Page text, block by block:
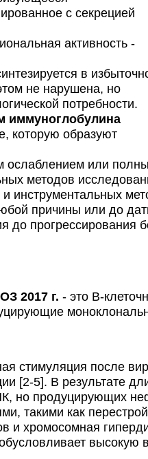
с секрецией
активность -
в
не нарушена, но
потребности.
иммуноглобулина
которую образуют
ослаблением или
методов
инструментальных
причины или до
до
2017 г.- это В-
стимуляция после
[2-5]. В результате
но продуцирующих
такими как
хромосомная
высокую